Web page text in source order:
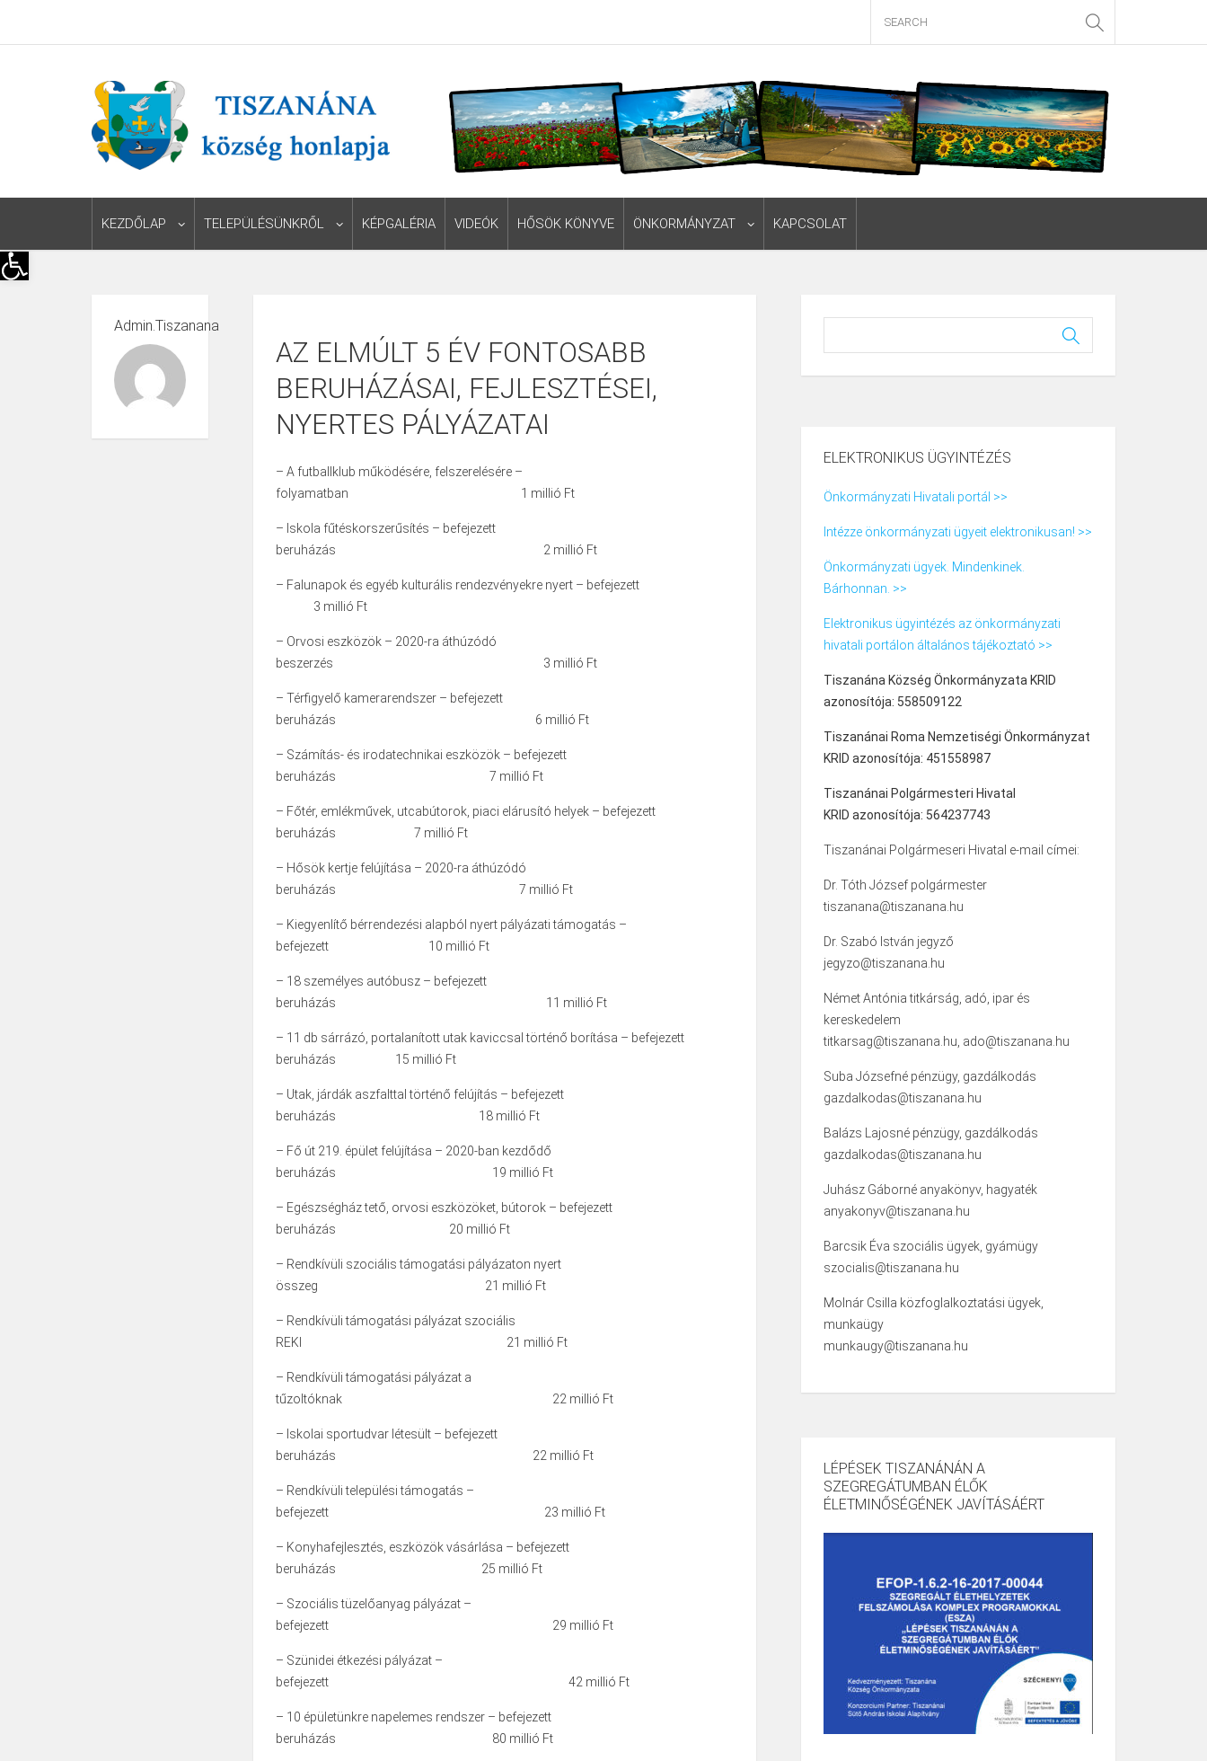
Eszköztár megnyitása
KEZDŐLAP TELEPÜLÉSÜNKRŐL KÉPGALÉRIA VIDEÓK HŐSÖK KÖNYVE ÖNKORMÁNYZAT KAPCSOLAT
Admin.tiszanana
AZ ELMÚLT 5 ÉV FONTOSABB
BERUHÁZÁSAI, FEJLESZTÉSEI,
NYERTES PÁLYÁZATAI
– A futballklub működésére, felszerelésére –
folyamatban 1 millió Ft
– Iskola fűtéskorszerűsítés – befejezett
beruházás 2 millió Ft
– Falunapok és egyéb kulturális rendezvényekre nyert – befejezett
3 millió Ft
– Orvosi eszközök – 2020-ra áthúzódó
beszerzés 3 millió Ft
– Térfigyelő kamerarendszer – befejezett
beruházás 6 millió Ft
– Számítás- és irodatechnikai eszközök – befejezett
beruházás 7 millió Ft
– Főtér, emlékművek, utcabútorok, piaci elárusító helyek – befejezett
beruházás 7 millió Ft
– Hősök kertje felújítása – 2020-ra áthúzódó
beruházás 7 millió Ft
– Kiegyenlítő bérrendezési alapból nyert pályázati támogatás –
befejezett 10 millió Ft
– 18 személyes autóbusz – befejezett
beruházás 11 millió Ft
– 11 db sárrázó, portalanított utak kaviccsal történő borítása – befejezett
beruházás 15 millió Ft
– Utak, járdák aszfalttal történő felújítás – befejezett
beruházás 18 millió Ft
– Fő út 219. épület felújítása – 2020-ban kezdődő
beruházás 19 millió Ft
– Egészségház tető, orvosi eszközöket, bútorok – befejezett
beruházás 20 millió Ft
– Rendkívüli szociális támogatási pályázaton nyert
összeg 21 millió Ft
– Rendkívüli támogatási pályázat szociális
REKI 21 millió Ft
– Rendkívüli támogatási pályázat a
tűzoltóknak 22 millió Ft
– Iskolai sportudvar létesült – befejezett
beruházás 22 millió Ft
– Rendkívüli települési támogatás –
befejezett 23 millió Ft
– Konyhafejlesztés, eszközök vásárlása – befejezett
beruházás 25 millió Ft
– Szociális tüzelőanyag pályázat –
befejezett 29 millió Ft
– Szünidei étkezési pályázat –
befejezett 42 millió Ft
– 10 épületünkre napelemes rendszer – befejezett
beruházás 80 millió Ft
ELEKTRONIKUS ÜGYINTÉZÉS
Önkormányzati Hivatali portál >>
Intézze önkormányzati ügyeit elektronikusan! >>
Önkormányzati ügyek. Mindenkinek.
Bárhonnan. >>
Elektronikus ügyintézés az önkormányzati
hivatali portálon általános tájékoztató >>
Tiszanána Község Önkormányzata KRID
azonosítója: 558509122
Tiszanánai Roma Nemzetiségi Önkormányzat
KRID azonosítója: 451558987
Tiszanánai Polgármesteri Hivatal
KRID azonosítója: 564237743
Tiszanánai Polgármeseri Hivatal e-mail címei:
Dr. Tóth József polgármester
tiszanana@tiszanana.hu
Dr. Szabó István jegyző
jegyzo@tiszanana.hu
Német Antónia titkárság, adó, ipar és
kereskedelem
titkarsag@tiszanana.hu, ado@tiszanana.hu
Suba Józsefné pénzügy, gazdálkodás
gazdalkodas@tiszanana.hu
Balázs Lajosné pénzügy, gazdálkodás
gazdalkodas@tiszanana.hu
Juhász Gáborné anyakönyv, hagyaték
anyakonyv@tiszanana.hu
Barcsik Éva szociális ügyek, gyámügy
szocialis@tiszanana.hu
Molnár Csilla közfoglalkoztatási ügyek,
munkaügy
munkaugy@tiszanana.hu
LÉPÉSEK TISZANÁNÁN A
SZEGREGÁTUMBAN ÉLŐK
ÉLETMINŐSÉGÉNEK JAVÍTÁSÁÉRT